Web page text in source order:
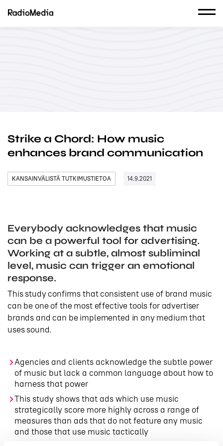
Strike a Chord: How music
enhances brand communication
KANSAINVÄLISTÄ TUTKIMUSTIETOA 14.9.2021
Everybody acknowledges that music
can be a powerful tool for advertising.
Working at a subtle, almost subliminal
level, music can trigger an emotional
response.
This study confirms that consistent use of brand music
can be one of the most effective tools for advertiser
brands and can be implemented in any medium that
uses sound.
Agencies and clients acknowledge the subtle power
of music but lack a common language about how to
harness that power
This study shows that ads which use music
strategically score more highly across a range of
measures than ads that do not feature any music
and those that use music tactically